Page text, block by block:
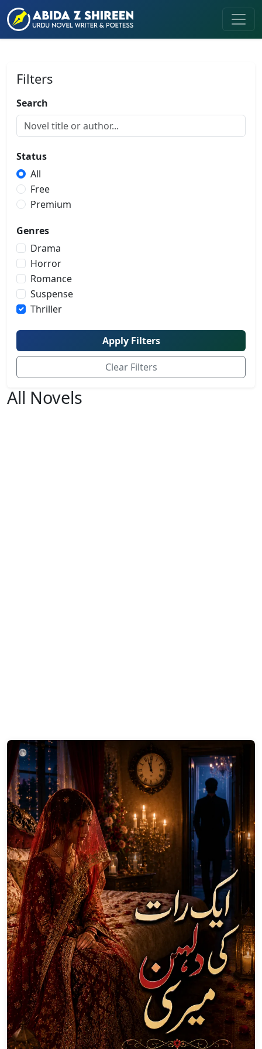
Filters
Search
Status
All
Free
Premium
Genres
Drama
Horror
Romance
Suspense
Thriller
Apply Filters
Clear Filters
All Novels